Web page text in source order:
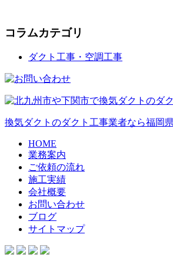
コラムカテゴリ
ダクト工事・空調工事
換気ダクトのダクト工事業者なら福岡
HOME
業務案内
ご依頼の流れ
施工実績
会社概要
お問い合わせ
ブログ
サイトマップ